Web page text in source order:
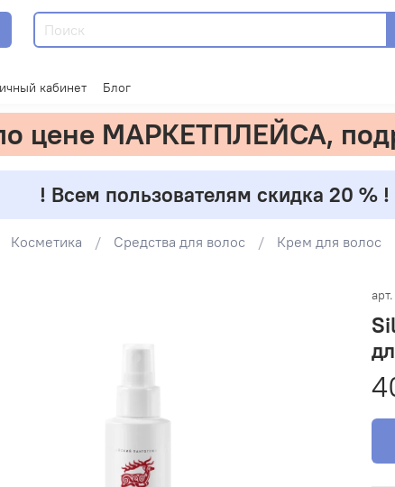
кабинет Блог
цене МАРКЕТПЛЕЙСА,
! Всем пользователям скидка 20 % !
Косметика Средства для волос Крем для волос
арт.